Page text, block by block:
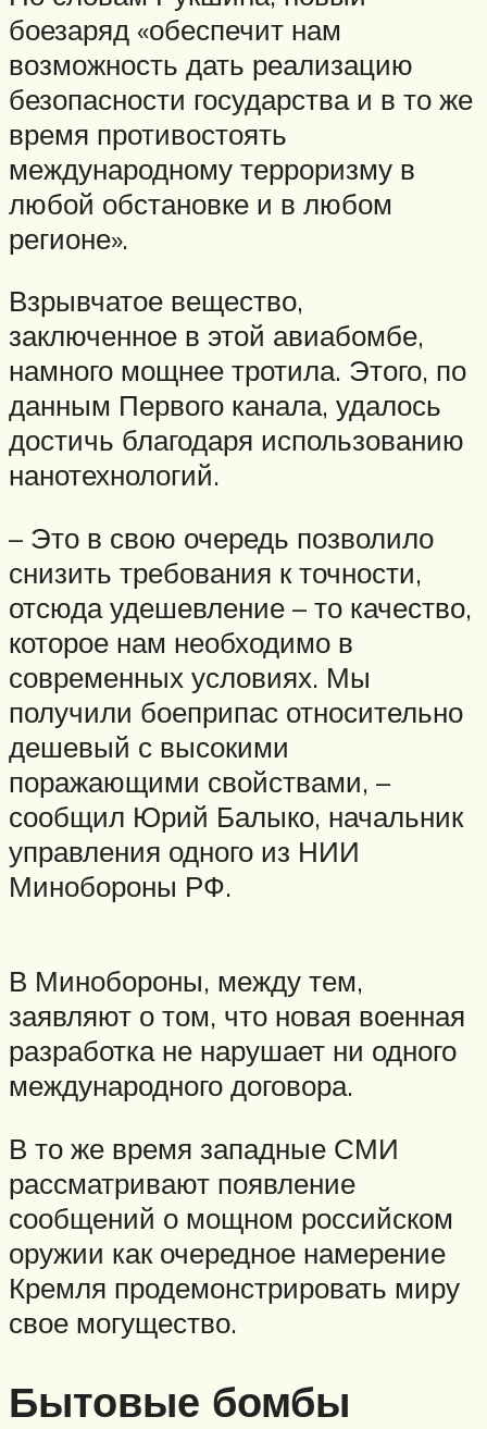
боезаряд «обеспечит нам
возможность дать реализацию
безопасности государства и в то же
время противостоять
международному терроризму в
любой обстановке и в любом
регионе».
Взрывчатое вещество,
заключенное в этой авиабомбе,
намного мощнее тротила. Этого, по
данным Первого канала, удалось
достичь благодаря использованию
нанотехнологий.
– Это в свою очередь позволило
снизить требования к точности,
отсюда удешевление – то качество,
которое нам необходимо в
современных условиях. Мы
получили боеприпас относительно
дешевый с высокими
поражающими свойствами, –
сообщил Юрий Балыко, начальник
управления одного из НИИ
Минобороны РФ.
В Минобороны, между тем,
заявляют о том, что новая военная
разработка не нарушает ни одного
международного договора.
В то же время западные СМИ
рассматривают появление
сообщений о мощном российском
оружии как очередное намерение
Кремля продемонстрировать миру
свое могущество.
Бытовые бомбы